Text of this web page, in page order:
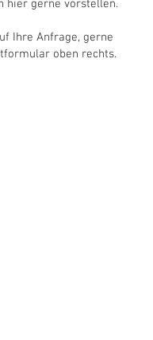
hier gerne vorstellen.
Ihre Anfrage, gerne
oben rechts.
mit uns“